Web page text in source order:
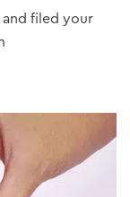
and filed your